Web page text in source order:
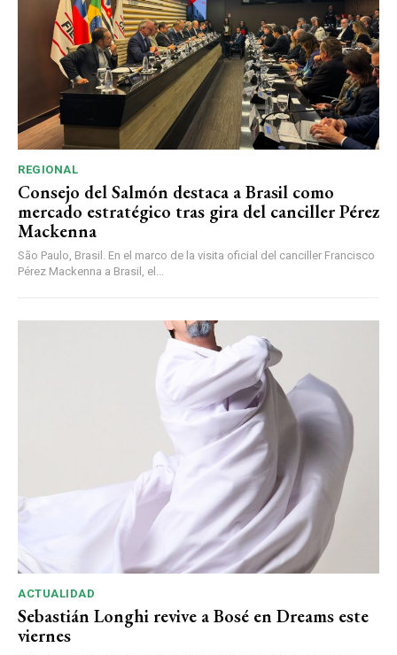
REGIONAL
Consejo del Salmón destaca a Brasil como
mercado estratégico tras gira del canciller Pérez
Mackenna
São Paulo, Brasil. En el marco de la visita oficial del canciller Francisco
Pérez Mackenna a Brasil, el...
ACTUALIDAD
Sebastián Longhi revive a Bosé en Dreams este
viernes